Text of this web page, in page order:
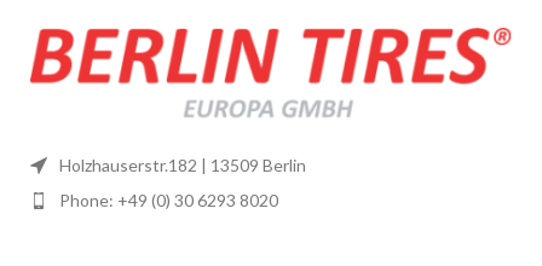
Holzhauserstr.182 | 13509 Berlin
Phone: +49 (0) 30 6293 8020